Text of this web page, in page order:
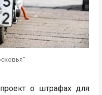
о штрафах для